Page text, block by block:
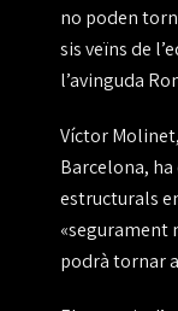
no poden
sis veïns de
l’avinguda
Víctor Molinet
Barcelona,
estructurals
«segurament
podrà tornar